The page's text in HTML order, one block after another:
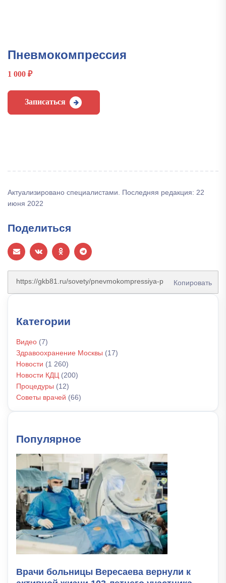
Пневмокомпрессия
1 000 ₽
Записаться
Актуализировано специалистами. Последняя редакция: 22
июня 2022
Поделиться
Копировать
Категории
Видео (7)
Здравоохранение Москвы (17)
Новости (1 260)
Новости КДЦ (200)
Процедуры (12)
Советы врачей (66)
Популярное
Врачи больницы Вересаева вернули к